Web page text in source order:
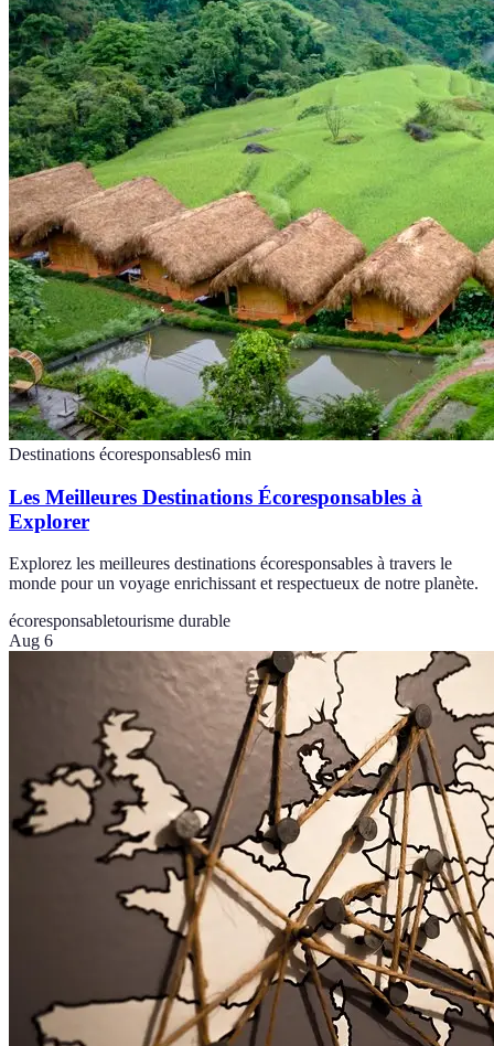
Destinations écoresponsables6 min
Les Meilleures Destinations Écoresponsables à
Explorer
Explorez les meilleures destinations écoresponsables à travers le
monde pour un voyage enrichissant et respectueux de notre planète.
écoresponsabletourisme durable
Aug 6